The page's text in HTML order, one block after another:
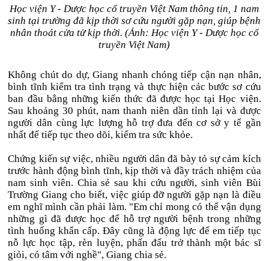
Học viện Y - Dược học cổ truyền Việt Nam thông tin, 1 nam
sinh tại trường đã kịp thời sơ cứu người gặp nạn, giúp bệnh
nhân thoát cửa tử kịp thời. (Ảnh: Học viện Y - Dược học cổ
truyền Việt Nam)
Không chút do dự, Giang nhanh chóng tiếp cận nạn nhân,
bình tĩnh kiểm tra tình trạng và thực hiện các bước sơ cứu
ban đầu bằng những kiến thức đã được học tại Học viện.
Sau khoảng 30 phút, nam thanh niên dần tỉnh lại và được
người dân cùng lực lượng hỗ trợ đưa đến cơ sở y tế gần
nhất để tiếp tục theo dõi, kiểm tra sức khỏe.
Chứng kiến sự việc, nhiều người dân đã bày tỏ sự cảm kích
trước hành động bình tĩnh, kịp thời và đầy trách nhiệm của
nam sinh viên. Chia sẻ sau khi cứu người, sinh viên Bùi
Trường Giang cho biết, việc giúp đỡ người gặp nạn là điều
em nghĩ mình cần phải làm. "Em chỉ mong có thể vận dụng
những gì đã được học để hỗ trợ người bệnh trong những
tình huống khẩn cấp. Đây cũng là động lực để em tiếp tục
nỗ lực học tập, rèn luyện, phấn đấu trở thành một bác sĩ
giỏi, có tâm với nghề", Giang chia sẻ.